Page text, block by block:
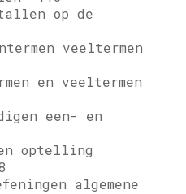
op de
veeltermen
en veeltermen
een- en
optelling
algemene